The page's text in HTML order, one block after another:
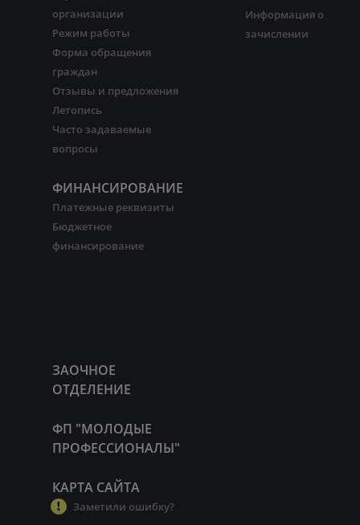
организации
Режим работы
Форма обращения
граждан
Отзывы и предложения
Летопись
Часто задаваемые
вопросы
ФИНАНСИРОВАНИЕ
Платежные реквизиты
Бюджетное
финансирование
Информация о
зачислении
ЗАОЧНОЕ
ОТДЕЛЕНИЕ
ФП "МОЛОДЫЕ
ПРОФЕССИОНАЛЫ"
КАРТА САЙТА
Заметили ошибку?